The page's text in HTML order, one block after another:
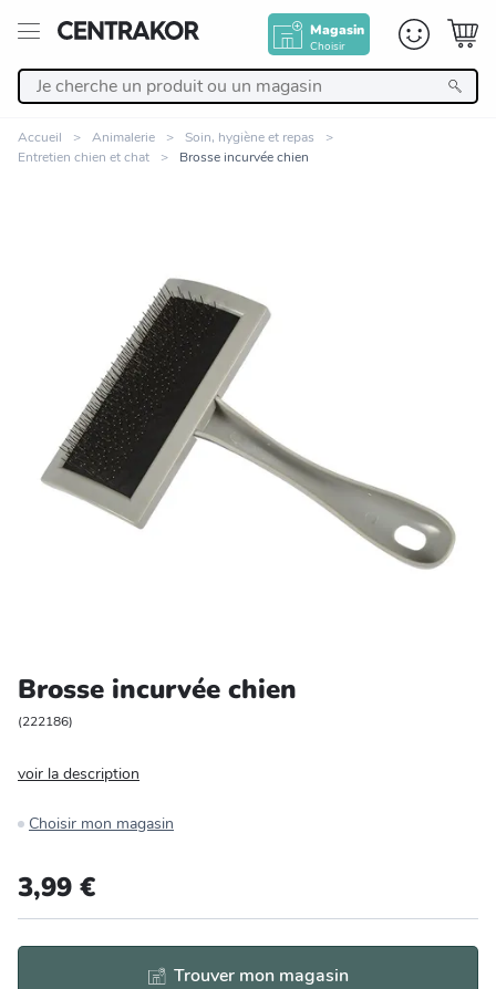
Magasin
Choisir
Linge de maison
Meuble
Cuisine et art de la table
Salle de bain et beauté
Entretien et rangement
Bricolage et auto
Accueil Animalerie
Soin, hygiène et repas
Entretien chien et chat
Brosse incurvée chien
Zoomer sur l'image
Brosse incurvée chien
(222186)
voir la description
Choisir mon magasin
3,99 €
Trouver mon magasin